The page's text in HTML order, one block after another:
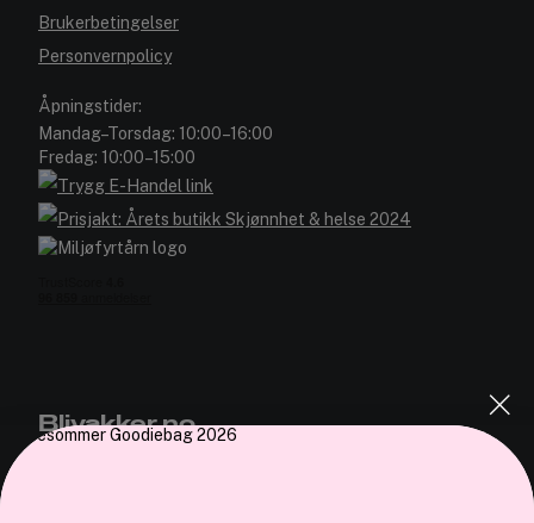
Brukerbetingelser
Personvernpolicy
Åpningstider:
Mandag–Torsdag: 10:00–16:00
Fredag: 10:00–15:00
Blivakker.no